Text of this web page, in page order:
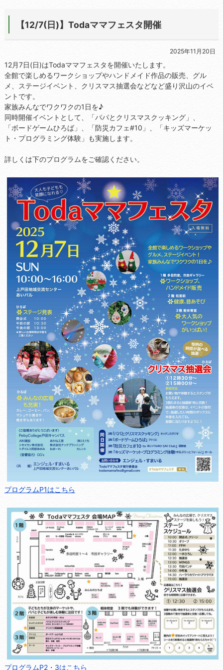
【12/7(日)】Todaママフェスタ開催
2025年11月20日
12月7日(日)はTodaママフェスタを開催いたします。
全館で楽しめるワークショップやハンドメイド作品の販売、グル
メ、ステージイベント、クリスマス抽選会などなど盛り沢山のイベ
ントです。
家族みんなでワクワクの1日を♪
同時開催イベントとして、「パパとクリスマスクッキング」、
「ボードゲームひろば」、「防災カフェ#10」、「キッズマーケッ
ト・プログラミング体験」も実施します。
詳しくは下のプログラムをご確認ください。
プログラムP1はこちら
プログラムP2・3はこちら